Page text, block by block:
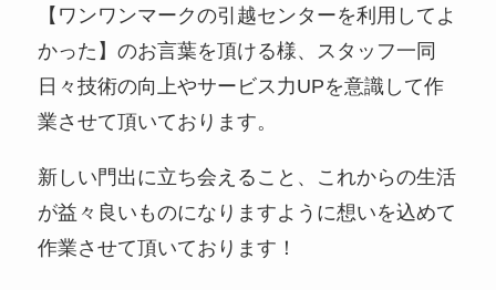
【ワンワンマークの引越センターを利用してよ
かった】のお言葉を頂ける様、スタッフ一同
日々技術の向上やサービス力UPを意識して作
業させて頂いております。
新しい門出に立ち会えること、これからの生活
が益々良いものになりますように想いを込めて
作業させて頂いております！